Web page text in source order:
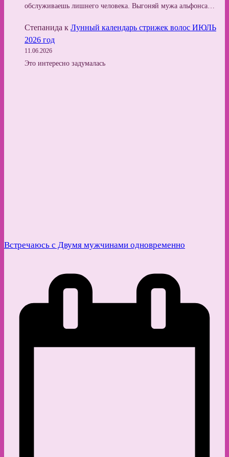
обслуживаешь лишнего человека. Выгоняй мужа альфонса…
Степанида к Лунный календарь стрижек волос ИЮЛЬ
2026 год
11.06.2026
Это интересно задумалась
Встречаюсь с Двумя мужчинами одновременно